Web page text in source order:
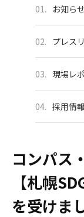
01. お知らせ
02. プレス
03. 現場レ
04. 採用情報
コンパス
【札幌
を受けま